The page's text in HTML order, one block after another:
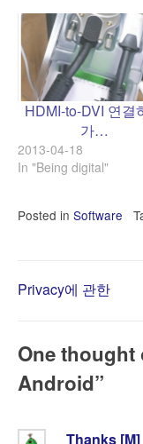
HDMI-to-DVI 연결
가…
2013-04-18
In "Being digital"
Posted in Software
Post
Privacy에 관한
One thought
Android”
Thanks [M]